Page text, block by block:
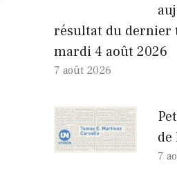
résultat du dernier
mardi 4 août 2026
7 août 2026
de
7